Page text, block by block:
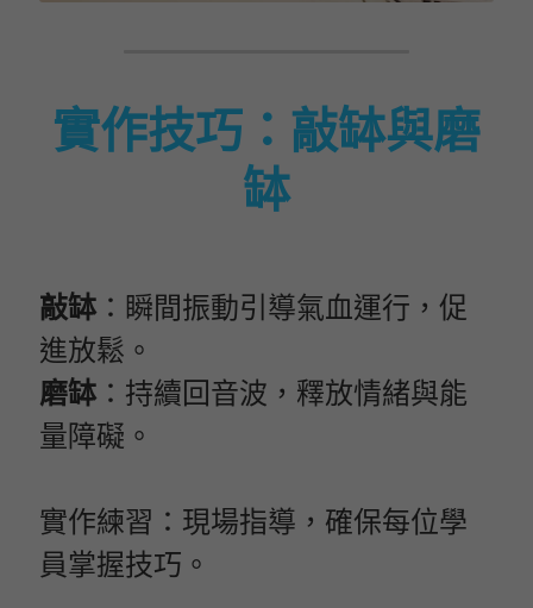
實作技巧：敲缽與磨
缽
敲缽：瞬間振動引導氣血運行，促
進放鬆。
磨缽：持續回音波，釋放情緒與能
量障礙。
實作練習：現場指導，確保每位學
員掌握技巧。